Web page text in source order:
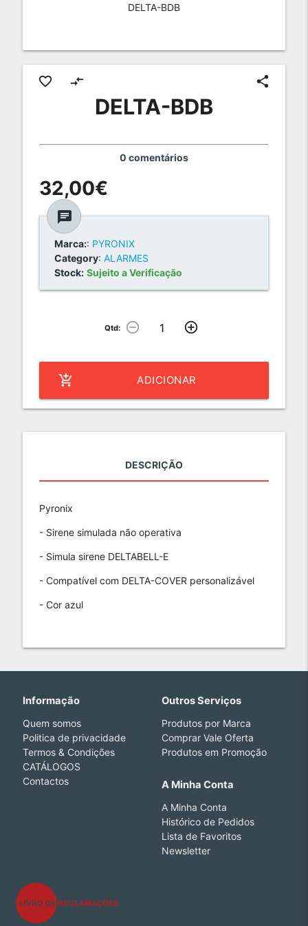
DELTA-BDB
favorite_border compare_arrows share
DELTA-BDB
0 comentários
32,00€
chat
Marca:: PYRONIX
Category: ALARMES
Stock: Sujeito a Verificação
Qtd: remove_circle_outline add_circle_outline
add_shopping_cart ADICIONAR
DESCRIÇÃO
Pyronix
- Sirene simulada não operativa
- Simula sirene DELTABELL-E
- Compatível com DELTA-COVER personalizável
- Cor azul
Informação
Quem somos
Politica de privacidade
Termos & Condições
CATÁLOGOS
Contactos
Outros Serviços
Produtos por Marca
Comprar Vale Oferta
Produtos em Promoção
A Minha Conta
A Minha Conta
Histórico de Pedidos
Lista de Favoritos
Newsletter